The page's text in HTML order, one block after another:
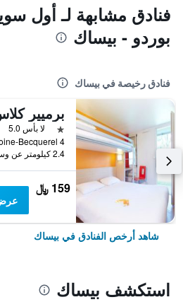
فنادق مشابهة لـ أول
بوردو - بيساك
فنادق رخيصة في بيساك
نجمة واحدة
لا بأس 5.0
2.4 كيلومتر عن وسط المدينة
159 ﷼
شاهد أرخص الفنادق في بيساك
استكشف بيساك